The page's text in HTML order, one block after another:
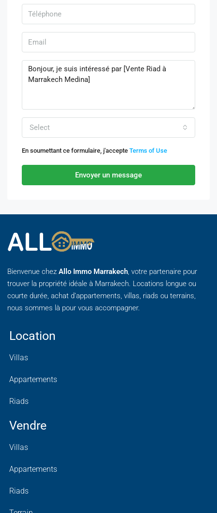
Select
En soumettant ce formulaire, j'accepte Terms of Use
Envoyer un message
Bienvenue chez Allo Immo Marrakech, votre partenaire pour
trouver la propriété idéale à Marrakech. Locations longue ou
courte durée, achat d’appartements, villas, riads ou terrains,
nous sommes là pour vous accompagner.
Location
Villas
Appartements
Riads
Vendre
Villas
Appartements
Riads